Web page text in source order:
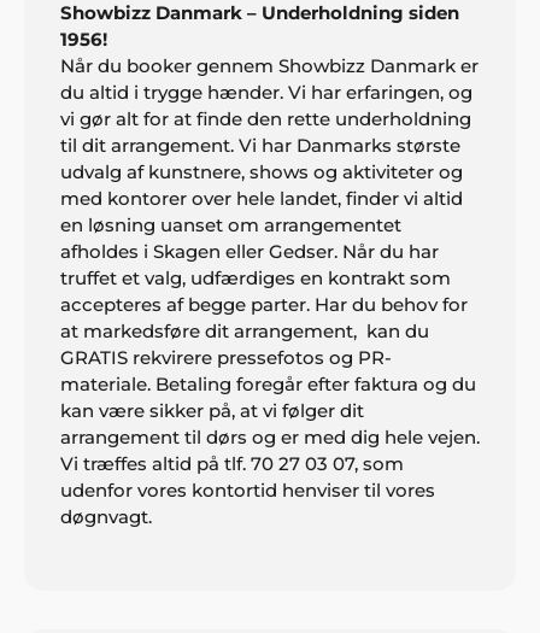
John Jensen, Herning
"Vi har booket musik gennem Showbizz Danmark.
God og kyndig vejledning og hurtig booking".
Jan Rasmussen, Roskilde
"Vi er super tilfredse med den helt igennem
fantastiske service. Tak for hjælpen med
underholdningen til vores fest".
Henrik Jørgensen, Haderslev
"Alt klappede bare. Fedt band og masser af
danseglade gæster. Tak til Showbizz Danmark".
Showbizz Danmark – Underholdning siden
1956!
Når du booker gennem Showbizz Danmark er
du altid i trygge hænder. Vi har erfaringen, og
vi gør alt for at finde den rette underholdning
til dit arrangement. Vi har Danmarks største
udvalg af kunstnere, shows og aktiviteter og
med kontorer over hele landet, finder vi altid
en løsning uanset om arrangementet
afholdes i Skagen eller Gedser. Når du har
truffet et valg, udfærdiges en kontrakt som
accepteres af begge parter. Har du behov for
at markedsføre dit arrangement, kan du
GRATIS rekvirere pressefotos og PR-
materiale. Betaling foregår efter faktura og du
kan være sikker på, at vi følger dit
arrangement til dørs og er med dig hele vejen.
Vi træffes altid på tlf. 70 27 03 07, som
udenfor vores kontortid henviser til vores
døgnvagt.